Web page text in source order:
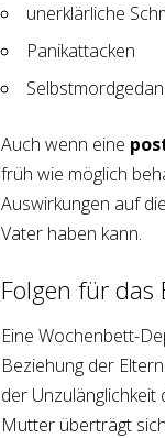
unerklärliche
Panikattacken
Auch wenn eine
früh wie möglich
Auswirkungen auf
Vater haben kann.
Folgen für das
Eine Wochenbett-
Beziehung der
der
Mutter überträgt